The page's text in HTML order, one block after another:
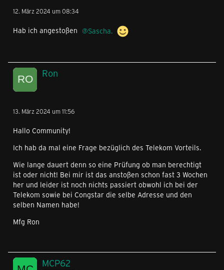
12. März 2024 um 08:34
Hab ich angestoßen Sascha.
Ron
13. März 2024 um 11:56
Hallo Community!
Ich hab da mal eine Frage bezüglich des Telekom Vorteils.
Wie lange dauert denn so eine Prüfung ob man berechtigt
ist oder nicht! Bei mir ist das anstoßen schon fast 3 Wochen
her und leider ist noch nichts passiert obwohl ich bei der
Telekom sowie bei Congstar die selbe Adresse und den
selben Namen habe!
Mfg Ron
MCP62